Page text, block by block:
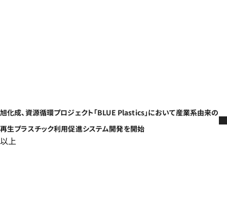
旭化成、資源循環プロジェクト「BLUE Plastics」において産業系由来の
再生プラスチック利用促進システム開発を開始
以上